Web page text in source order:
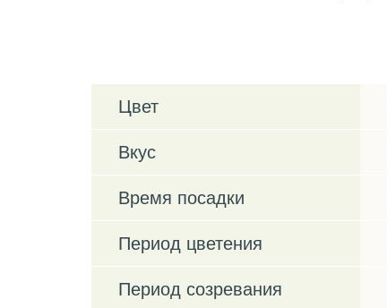
Цвет
Вкус
Время посадки
Период цветения
Период созревания